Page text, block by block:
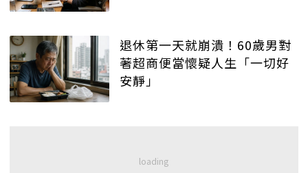
退休第一天就崩潰！60歲男對
著超商便當懷疑人生「一切好
安靜」